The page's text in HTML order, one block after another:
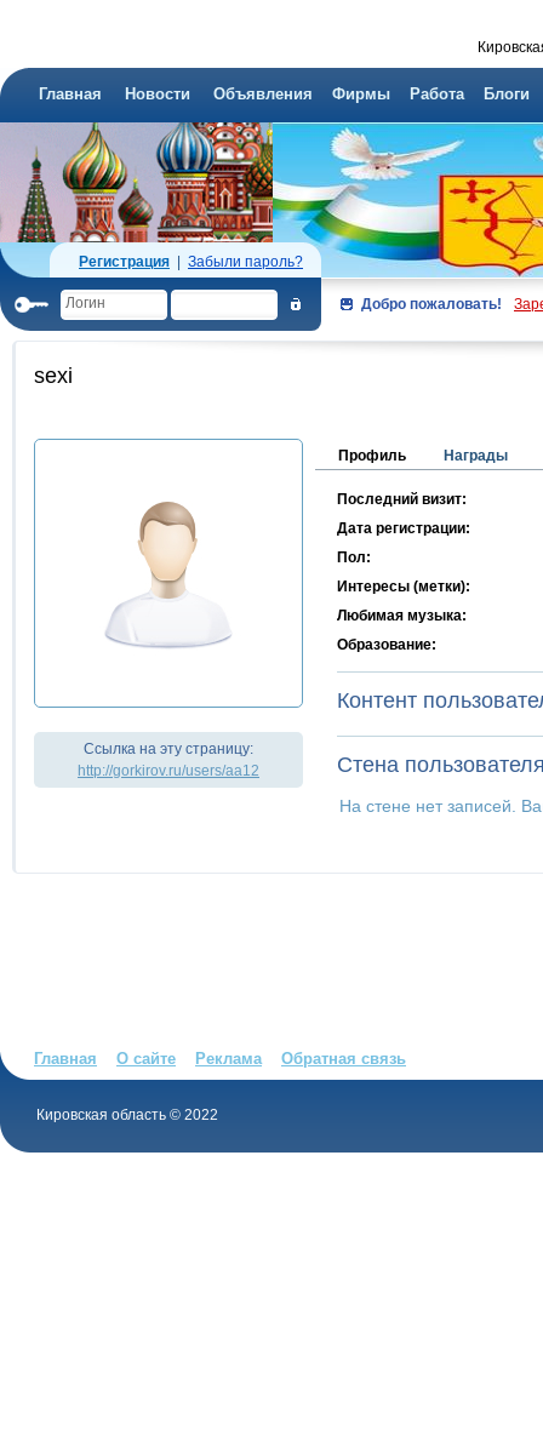
Главная Новости Объявления Фирмы Работа Блоги
Регистрация Забыли пароль?
Добро пожаловать!
sexi
Ссылка на эту страницу:
http://gorkirov.ru/users/aa12
Профиль Награды
Последний визит:
Дата регистрации:
Пол:
Интересы (метки):
Любимая музыка:
Образование:
Контент
Стена
На стене нет записей.
Главная О сайте Реклама Обратная связь
Кировская область © 2022